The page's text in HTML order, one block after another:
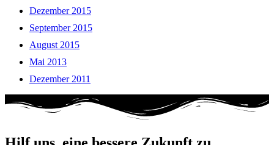
Dezember 2015
September 2015
August 2015
Mai 2013
Dezember 2011